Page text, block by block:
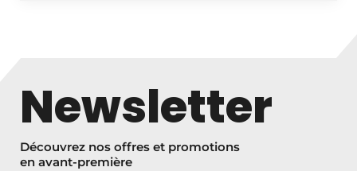
Newsletter
Découvrez nos offres et promotions
en avant-première